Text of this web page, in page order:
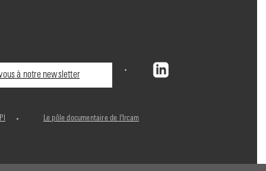
à notre newsletter
Le pôle documentaire de l'Ircam